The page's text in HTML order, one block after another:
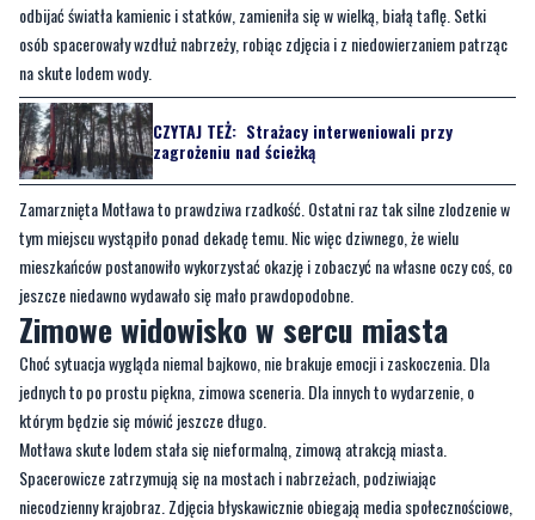
CZYTAJ TEŻ: Strażacy interweniowali przy
zagrożeniu nad ścieżką
Zamarznięta Motława to prawdziwa rzadkość. Ostatni raz tak silne zlodzenie w
tym miejscu wystąpiło ponad dekadę temu. Nic więc dziwnego, że wielu
mieszkańców postanowiło wykorzystać okazję i zobaczyć na własne oczy coś, co
jeszcze niedawno wydawało się mało prawdopodobne.
Zimowe widowisko w sercu miasta
Choć sytuacja wygląda niemal bajkowo, nie brakuje emocji i zaskoczenia. Dla
jednych to po prostu piękna, zimowa sceneria. Dla innych to wydarzenie, o
którym będzie się mówić jeszcze długo.
Motława skute lodem stała się nieformalną, zimową atrakcją miasta.
Spacerowicze zatrzymują się na mostach i nabrzeżach, podziwiając
niecodzienny krajobraz. Zdjęcia błyskawicznie obiegają media społecznościowe,
a wielu mieszkańców przyznaje, że czegoś takiego w Gdańsku jeszcze nie
widziało.
Tegoroczna zima zapisuje się w historii miasta w widowiskowy sposób.